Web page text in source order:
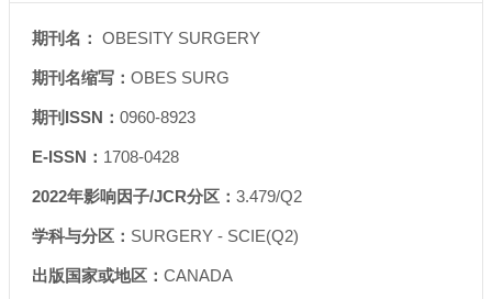
期刊名： OBESITY SURGERY
期刊名缩写： OBES SURG
期刊ISSN： 0960-8923
E-ISSN： 1708-0428
2022年影响因子/JCR分区： 3.479/Q2
学科与分区： SURGERY - SCIE(Q2)
出版国家或地区： CANADA